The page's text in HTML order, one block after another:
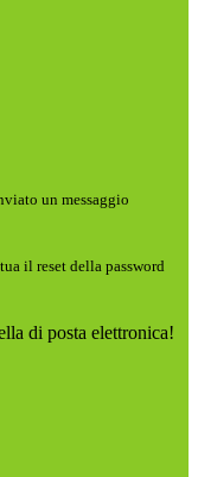
un messaggio
il reset della password
di posta elettronica!